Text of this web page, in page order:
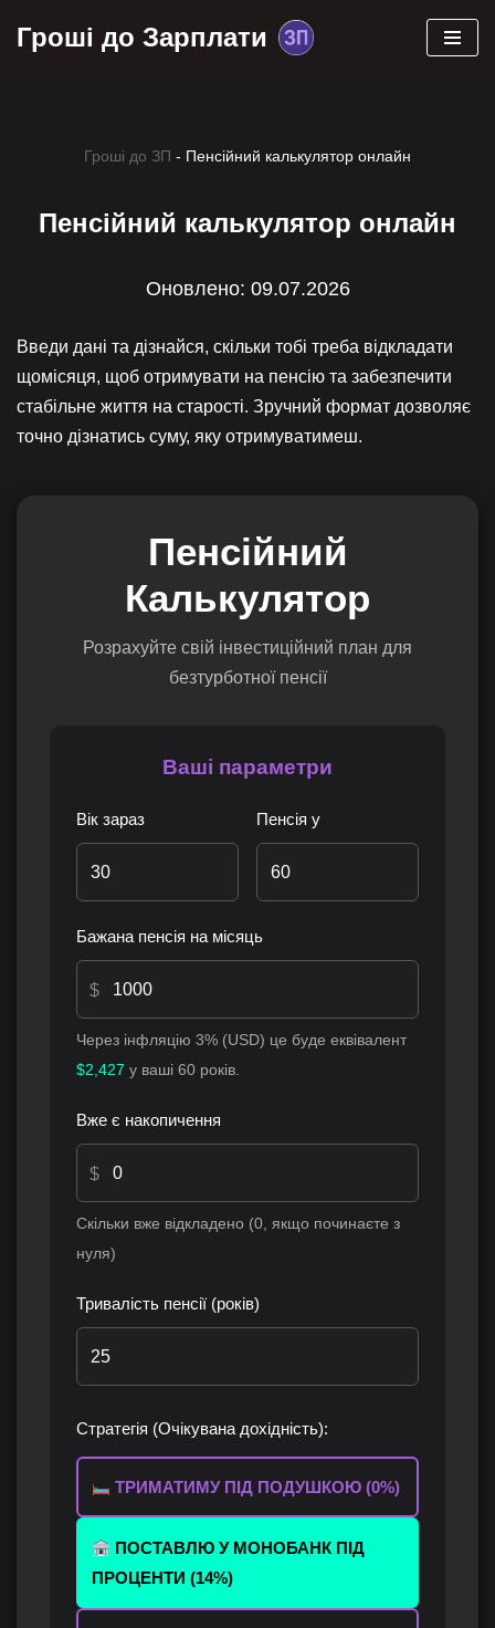
Гроші до Зарплати
Гроші до ЗП - Пенсійний калькулятор онлайн
Пенсійний калькулятор онлайн
Оновлено: 09.07.2026
Введи дані та дізнайся, скільки тобі треба відкладати
щомісяця, щоб отримувати на пенсію та забезпечити
стабільне життя на старості. Зручний формат дозволяє
точно дізнатись суму, яку отримуватимеш.
Пенсійний
Калькулятор
Розрахуйте свій інвестиційний план для
безтурботної пенсії
Ваші параметри
Вік зараз Пенсія у
Бажана пенсія на місяць
$
Через інфляцію 3% (USD) це буде еквівалент
$2,427 у ваші 60 років.
Вже є накопичення
$
Скільки вже відкладено (0, якщо починаєте з
нуля)
Тривалість пенсії (років)
Стратегія (Очікувана дохідність):
ТРИМАТИМУ ПІД ПОДУШКОЮ (0%)
ПОСТАВЛЮ У МОНОБАНК ПІД
ПРОЦЕНТИ (14%)